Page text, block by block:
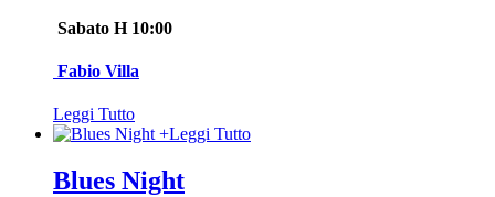
Sabato H 10:00
Fabio Villa
Leggi Tutto
+Leggi Tutto
Blues Night